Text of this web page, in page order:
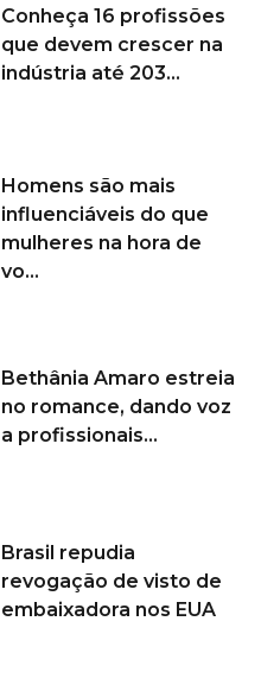
Conheça 16 profissões
que devem crescer na
indústria até 203...
Homens são mais
influenciáveis do que
mulheres na hora de
vo...
Bethânia Amaro estreia
no romance, dando voz
a profissionais...
Brasil repudia
revogação de visto de
embaixadora nos EUA